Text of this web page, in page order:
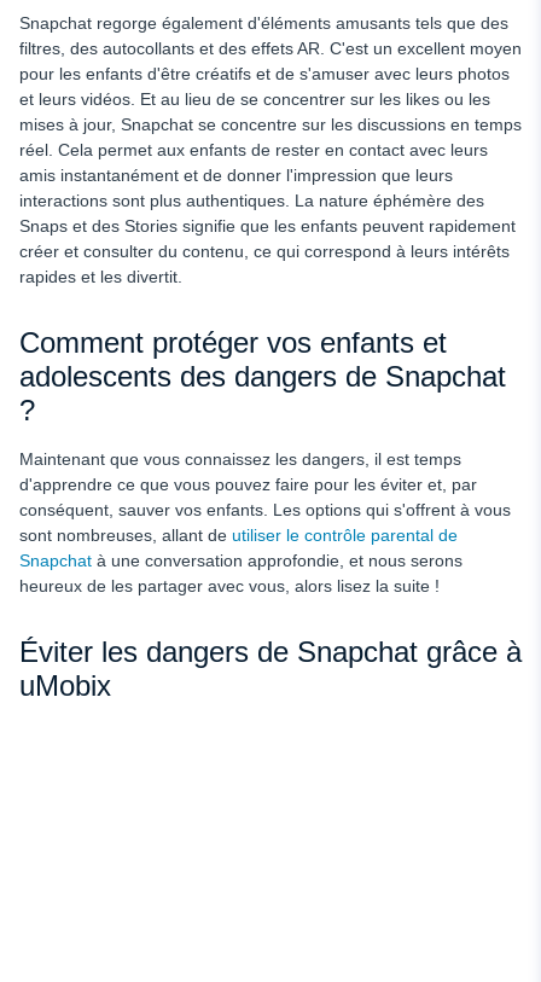
Snapchat regorge également d'éléments amusants tels que des
filtres, des autocollants et des effets AR. C'est un excellent moyen
pour les enfants d'être créatifs et de s'amuser avec leurs photos
et leurs vidéos. Et au lieu de se concentrer sur les likes ou les
mises à jour, Snapchat se concentre sur les discussions en temps
réel. Cela permet aux enfants de rester en contact avec leurs
amis instantanément et de donner l'impression que leurs
interactions sont plus authentiques. La nature éphémère des
Snaps et des Stories signifie que les enfants peuvent rapidement
créer et consulter du contenu, ce qui correspond à leurs intérêts
rapides et les divertit.
Comment protéger vos enfants et
adolescents des dangers de Snapchat
?
Maintenant que vous connaissez les dangers, il est temps
d'apprendre ce que vous pouvez faire pour les éviter et, par
conséquent, sauver vos enfants. Les options qui s'offrent à vous
sont nombreuses, allant de utiliser le contrôle parental de
Snapchat à une conversation approfondie, et nous serons
heureux de les partager avec vous, alors lisez la suite !
Éviter les dangers de Snapchat grâce à
uMobix